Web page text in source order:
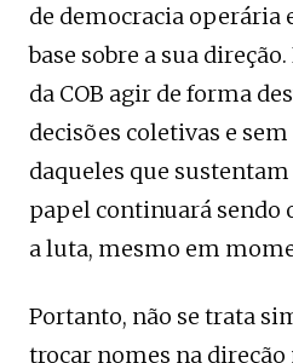
de democracia operária
base sobre a sua
da COB agir de forma
decisões coletivas e
daqueles que
papel continuará sendo
a luta, mesmo em
Portanto, não se trata
trocar nomes na